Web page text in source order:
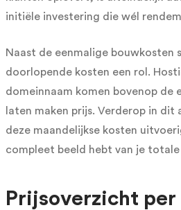
initiële investering die wél
Naast de eenmalige bouwkosten
doorlopende kosten een rol.
domeinnaam komen bovenop de
laten maken prijs. Verderop in dit
deze maandelijkse kosten
compleet beeld hebt van je
Prijsoverzicht